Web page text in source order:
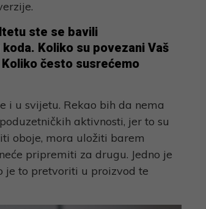
ste se bavili
Koliko su povezani Vaš
često susrećemo
i u svijetu. Rekao bih da nema
aktivnosti, jer to su
oboje, mora uložiti barem
pripremiti za drugu. Jedno je
je to pretvoriti u proizvod te